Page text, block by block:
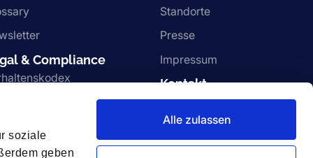
soziale
geben
Alle zulassen
& Compliance
Channel
Standorte
Presse
Impressum
Kontakt
Kontakt
Karriere
Vulnerability disclosure